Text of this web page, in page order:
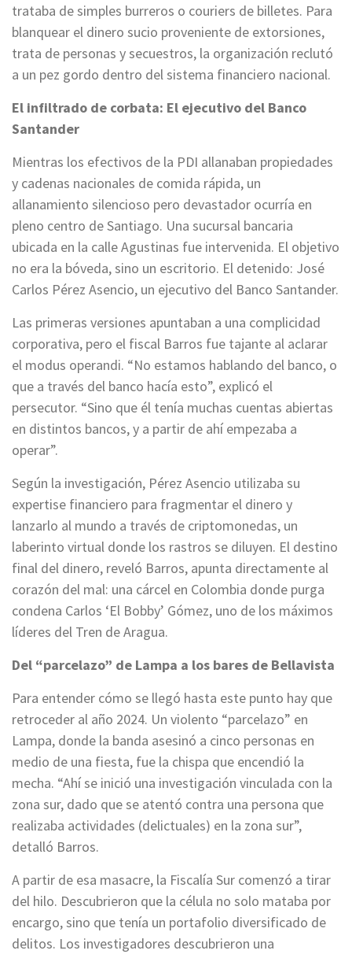
trataba de simples burreros o couriers de billetes. Para
blanquear el dinero sucio proveniente de extorsiones,
trata de personas y secuestros, la organización reclutó
a un pez gordo dentro del sistema financiero nacional.
El infiltrado de corbata: El ejecutivo del Banco
Santander
Mientras los efectivos de la PDI allanaban propiedades
y cadenas nacionales de comida rápida, un
allanamiento silencioso pero devastador ocurría en
pleno centro de Santiago. Una sucursal bancaria
ubicada en la calle Agustinas fue intervenida. El objetivo
no era la bóveda, sino un escritorio. El detenido: José
Carlos Pérez Asencio, un ejecutivo del Banco Santander.
Las primeras versiones apuntaban a una complicidad
corporativa, pero el fiscal Barros fue tajante al aclarar
el modus operandi. “No estamos hablando del banco, o
que a través del banco hacía esto”, explicó el
persecutor. “Sino que él tenía muchas cuentas abiertas
en distintos bancos, y a partir de ahí empezaba a
operar”.
Según la investigación, Pérez Asencio utilizaba su
expertise financiero para fragmentar el dinero y
lanzarlo al mundo a través de criptomonedas, un
laberinto virtual donde los rastros se diluyen. El destino
final del dinero, reveló Barros, apunta directamente al
corazón del mal: una cárcel en Colombia donde purga
condena Carlos ‘El Bobby’ Gómez, uno de los máximos
líderes del Tren de Aragua.
Del “parcelazo” de Lampa a los bares de Bellavista
Para entender cómo se llegó hasta este punto hay que
retroceder al año 2024. Un violento “parcelazo” en
Lampa, donde la banda asesinó a cinco personas en
medio de una fiesta, fue la chispa que encendió la
mecha. “Ahí se inició una investigación vinculada con la
zona sur, dado que se atentó contra una persona que
realizaba actividades (delictuales) en la zona sur”,
detalló Barros.
A partir de esa masacre, la Fiscalía Sur comenzó a tirar
del hilo. Descubrieron que la célula no solo mataba por
encargo, sino que tenía un portafolio diversificado de
delitos. Los investigadores descubrieron una